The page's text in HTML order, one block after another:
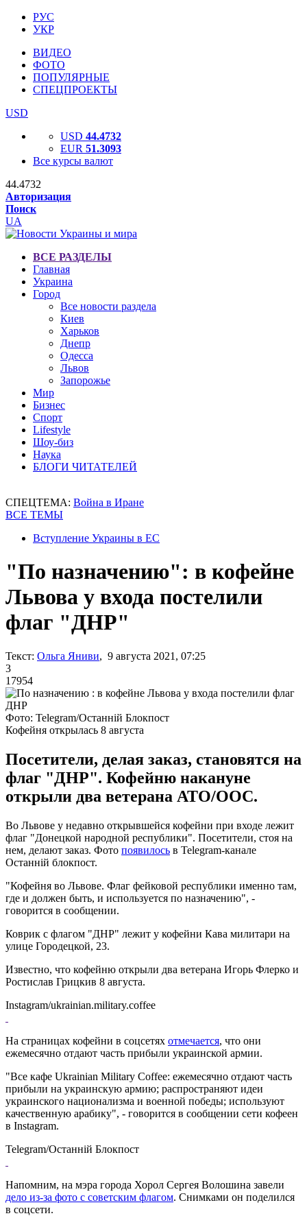
РУС
УКР
ВИДЕО
ФОТО
ПОПУЛЯРНЫЕ
СПЕЦПРОЕКТЫ
USD
USD 44.4732
EUR 51.3093
Все курсы валют
44.4732
Авторизация
Поиск
UA
ВСЕ РАЗДЕЛЫ
Главная
Украина
Город
Все новости раздела
Киев
Харьков
Днепр
Одесса
Львов
Запорожье
Мир
Бизнес
Спорт
Lifestyle
Шоу-биз
Наука
БЛОГИ ЧИТАТЕЛЕЙ
СПЕЦТЕМА: Война в Иране
ВСЕ ТЕМЫ
Вступление Украины в ЕС
"По назначению": в кофейне
Львова у входа постелили
флаг "ДНР"
Текст: Ольга Яниви, 9 августа 2021, 07:25
3
17954
Фото: Telegram/Останній Блокпост
Кофейня открылась 8 августа
Посетители, делая заказ, становятся на
флаг "ДНР". Кофейню накануне
открыли два ветерана АТО/ООС.
Во Львове у недавно открывшейся кофейни при входе лежит
флаг "Донецкой народной республики". Посетители, стоя на
нем, делают заказ. Фото появилось в Telegram-канале
Останній блокпост.
"Кофейня во Львове. Флаг фейковой республики именно там,
где и должен быть, и используется по назначению", -
говорится в сообщении.
Коврик с флагом "ДНР" лежит у кофейни Кава милитари на
улице Городецкой, 23.
Известно, что кофейню открыли два ветерана Игорь Флерко и
Ростислав Грицкив 8 августа.
Instagram/ukrainian.military.coffee
На страницах кофейни в соцсетях отмечается, что они
ежемесячно отдают часть прибыли украинской армии.
"Все кафе Ukrainian Military Coffee: ежемесячно отдают часть
прибыли на украинскую армию; распространяют идеи
украинского национализма и военной победы; используют
качественную арабику", - говорится в сообщении сети кофеен
в Instagram.
Telegram/Останній Блокпост
Напомним, на мэра города Хорол Сергея Волошина завели
дело из-за фото с советским флагом. Снимками он поделился
в соцсети.